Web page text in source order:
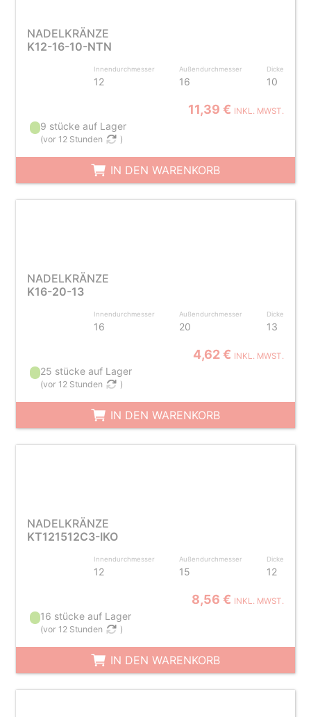
NADELKRÄNZE
K12-16-10-NTN
Innendurchmesser
12
Außendurchmesser
16
Dicke
10
11,39 € INKL. MWST.
9 stücke auf Lager
(vor 12 Stunden )
IN DEN WARENKORB
NADELKRÄNZE
K16-20-13
Innendurchmesser
16
Außendurchmesser
20
Dicke
13
4,62 € INKL. MWST.
25 stücke auf Lager
(vor 12 Stunden )
IN DEN WARENKORB
NADELKRÄNZE
KT121512C3-IKO
Innendurchmesser
12
Außendurchmesser
15
Dicke
12
8,56 € INKL. MWST.
16 stücke auf Lager
(vor 12 Stunden )
IN DEN WARENKORB